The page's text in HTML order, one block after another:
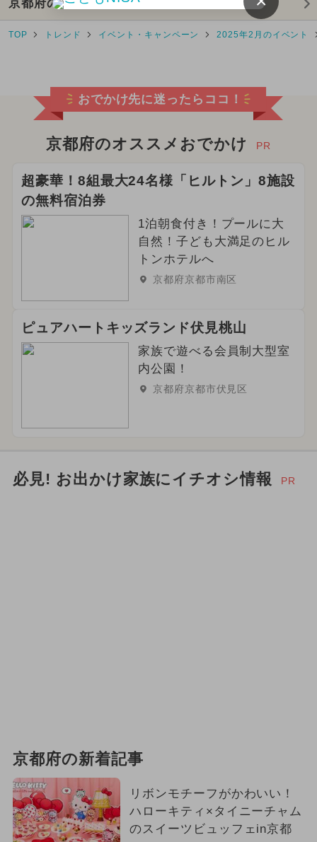
2025年10月のイベント
2025年8月のイベント
2024年10月のイベント
2025年4月のイベント
2025年12月のイベント
2026年5月のイベント
2025年1月のイベント
2025年5月のイベント
2026年3月のイベント
2024年5月のイベント
2025年2月のイベント
2025年7月のイベント
京都府の新着一覧へ
TOP トレンド イベント・キャンペーン 2025年2月のイベント
おでかけ先に迷ったらココ！
京都府のオススメおでかけ PR
超豪華！8組最大24名様「ヒルトン」8施設
の無料宿泊券
1泊朝食付き！プールに大
自然！子ども大満足のヒル
トンホテルへ
京都府京都市南区
ピュアハートキッズランド伏見桃山
家族で遊べる会員制大型室
内公園！
京都府京都市伏見区
必見! お出かけ家族にイチオシ情報 PR
京都府の新着記事
リボンモチーフがかわいい！
ハローキティ×タイニーチャム
のスイーツビュッフェin京都